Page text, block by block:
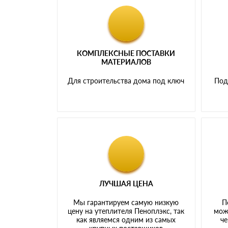
КОМПЛЕКСНЫЕ ПОСТАВКИ
МАТЕРИАЛОВ
Для строительства дома под ключ
ЛУЧШАЯ ЦЕНА
Мы гарантируем самую низкую
цену на утеплителя Пеноплэкс, так
как являемся одним из самых